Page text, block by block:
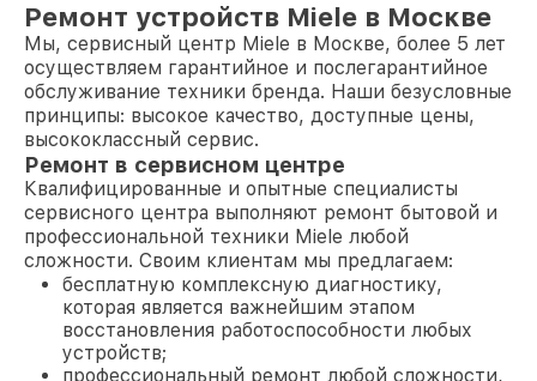
Ремонт устройств Miele в Москве
Мы, сервисный центр Miele в Москве, более 5 лет
осуществляем гарантийное и послегарантийное
обслуживание техники бренда. Наши безусловные
принципы: высокое качество, доступные цены,
высококлассный сервис.
Ремонт в сервисном центре
Квалифицированные и опытные специалисты
сервисного центра выполняют ремонт бытовой и
профессиональной техники Miele любой
сложности. Своим клиентам мы предлагаем:
бесплатную комплексную диагностику,
которая является важнейшим этапом
восстановления работоспособности любых
устройств;
профессиональный ремонт любой сложности,